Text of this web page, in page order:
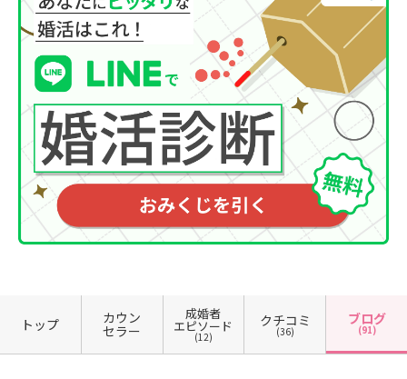
トップ カウン
セラー
成婚者
エピソード
(12)
クチコミ
(36)
ブログ
(91)